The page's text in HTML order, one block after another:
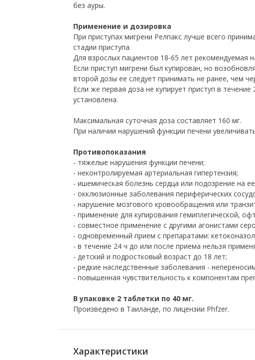
без ауры.
Применение и дозировка
При приступах мигрени Релпакс лучше всего
стадии приступа.
Для взрослых пациентов 18-65 лет рекомендуемая
Если приступ мигрени был купирован, но
второй дозы ее следует принимать не ранее, чем
Если же первая доза не купирует приступ в
установлена.
Максимальная суточная доза составляет 160 мг.
При наличии нарушений функции печени
Противопоказания
- тяжелые нарушения функции печени;
- неконтролируемая артериальная гипертензия;
- ишемическая болезнь сердца или подозрение на
- окклюзионные заболевания периферических
- нарушение мозгового кровообращения или
- применение для купирования гемиплегической,
- совместное применение с другими агонистами
- одновременный прием с препаратами:
- в течение 24 ч до или после приема нельзя
- детский и подростковый возраст до 18 лет;
- редкие наследственные заболевания -
- повышенная чувствительность к компонентам
В упаковке 2 таблетки по 40 мг.
Произведено в Таиланде, по лицензии Phfzer.
Характеристики